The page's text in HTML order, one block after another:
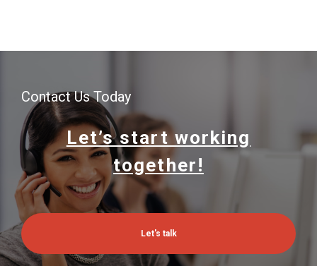
Contact Us Today
Let’s start working
together!